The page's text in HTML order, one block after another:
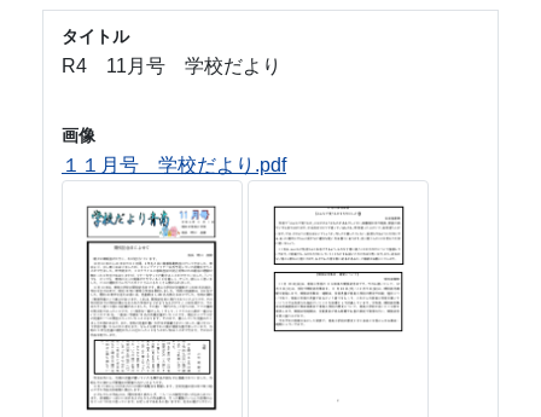
タイトル
R4 11月号 学校だより
画像
１１月号 学校だより.pdf